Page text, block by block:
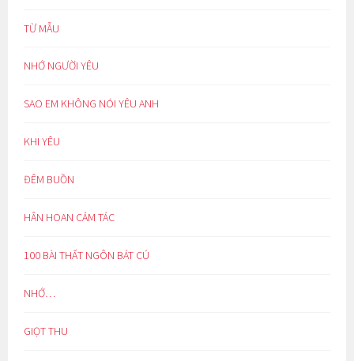
TỪ MẪU
NHỚ NGƯỜI YÊU
SAO EM KHÔNG NÓI YÊU ANH
KHI YÊU
ĐÊM BUỒN
HÂN HOAN CẢM TÁC
100 BÀI THẤT NGÔN BÁT CÚ
NHỚ…
GIỌT THU